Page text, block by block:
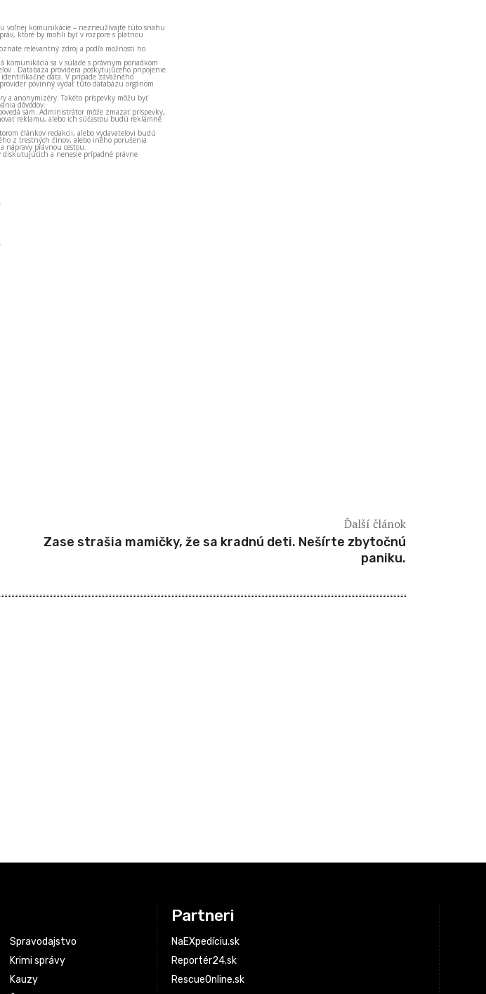
voľnej komunikácie – nezneužívajte túto snahu
ktoré by mohli byť v rozpore s platnou
relevantný zdroj a podľa možnosti ho
sa v súlade s právnym poriadkom
. Databáza providera poskytujúceho pripojenie
dáta. V prípade závažného
povinný vydať túto databázu orgánom
a anonymizéry. Takéto príspevky môžu byť
dôvodov.
sám. Administrátor môže zmazať príspevky,
reklamu, alebo ich súčasťou budú reklamné
článkov redakcii, alebo vydavateľovi budú
z trestných činov, alebo iného porušenia
nápravy právnou cestou.
diskutujúcich a nenesie prípadné právne
Ďalší článok
Zase strašia mamičky, že sa kradnú deti. Nešírte zbytočnú
paniku.
Spravodajstvo
Krimi správy
Kauzy
Partneri
NaEXpedíciu.sk
Reportér24.sk
RescueOnline.sk